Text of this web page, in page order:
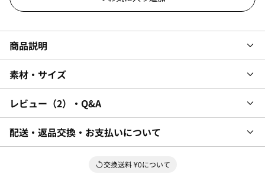
商品説明
素材・サイズ
レビュー 2 ・Q&A
配送・返品交換・お支払いについて
交換送料 ¥0について